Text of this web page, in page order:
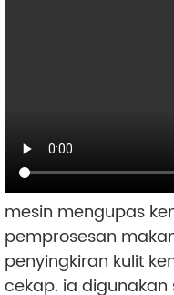
mesin mengupas
pemprosesan
penyingkiran kulit
cekap. ia